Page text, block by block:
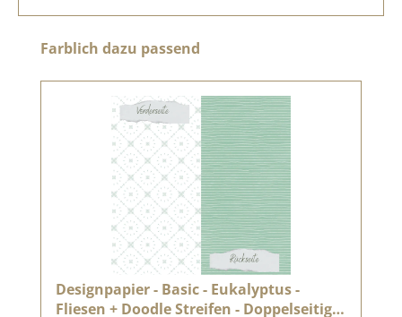
Produktgalerie überspringen
Farblich dazu passend
Designpapier - Basic - Eukalyptus -
Fliesen + Doodle Streifen - Doppelseitig